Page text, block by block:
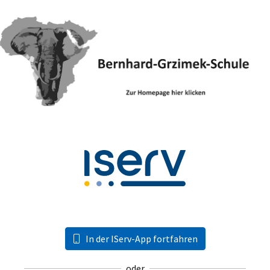
In der IServ-App fortfahren